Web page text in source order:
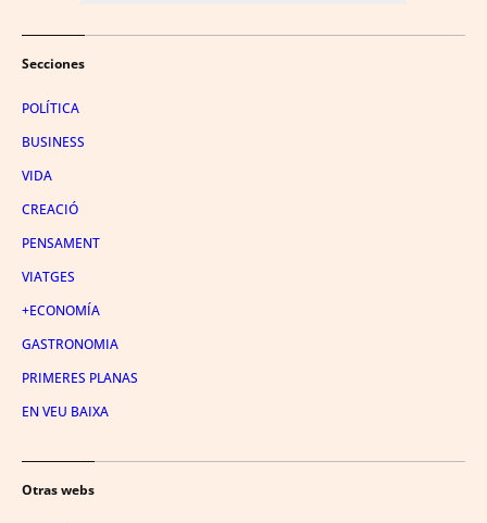
Secciones
POLÍTICA
BUSINESS
VIDA
CREACIÓ
PENSAMENT
VIATGES
+ECONOMÍA
GASTRONOMIA
PRIMERES PLANAS
EN VEU BAIXA
Otras webs